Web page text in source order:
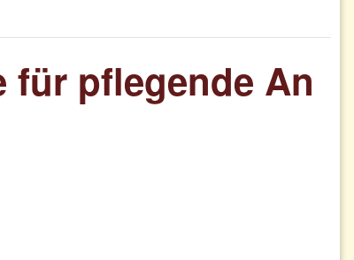
für pflegende An